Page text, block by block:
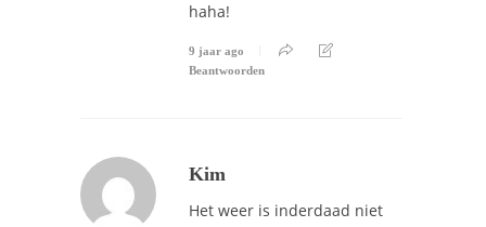
haha!
9 jaar ago
Beantwoorden
Kim
Het weer is inderdaad niet